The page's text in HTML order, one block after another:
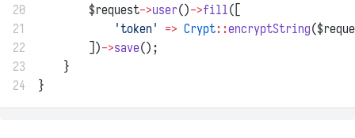
20
        $request
->user()->fill([
21
'token' => Crypt::encryptString
22
        ])
->save();
23
    }
24
}